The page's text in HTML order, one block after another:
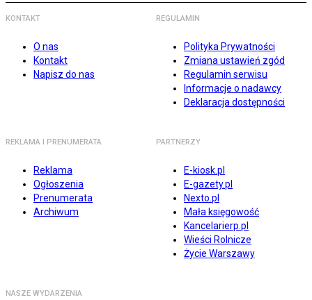
KONTAKT
O nas
Kontakt
Napisz do nas
REGULAMIN
Polityka Prywatności
Zmiana ustawień zgód
Regulamin serwisu
Informacje o nadawcy
Deklaracja dostępności
REKLAMA I PRENUMERATA
Reklama
Ogłoszenia
Prenumerata
Archiwum
PARTNERZY
E-kiosk.pl
E-gazety.pl
Nexto.pl
Mała księgowość
Kancelarierp.pl
Wieści Rolnicze
Życie Warszawy
NASZE WYDARZENIA